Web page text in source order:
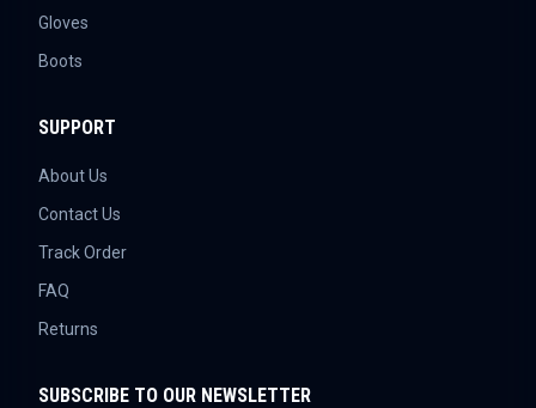
Gloves
Boots
SUPPORT
About Us
Contact Us
Track Order
FAQ
Returns
SUBSCRIBE TO OUR NEWSLETTER